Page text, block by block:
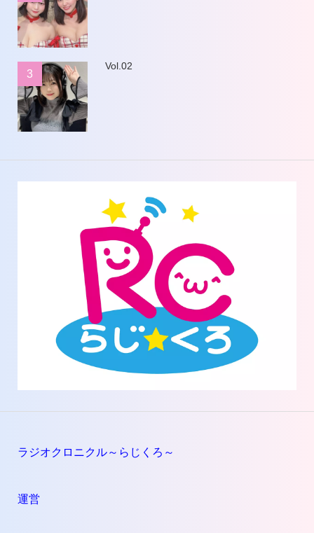
3
Vol.02
ラジオクロニクル～らじくろ～
運営